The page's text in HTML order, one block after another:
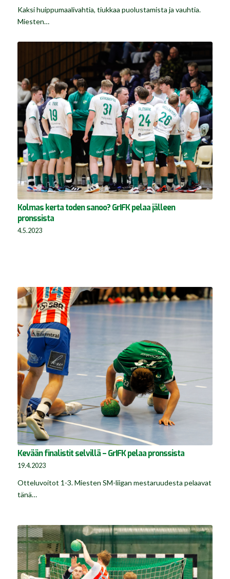
Kaksi huippumaalivahtia, tiukkaa puolustamista ja vauhtia.
Miesten…
Kolmas kerta toden sanoo? GrIFK pelaa jälleen
pronssista
4.5.2023
Kevään finalistit selvillä – GrIFK pelaa pronssista
19.4.2023
Otteluvoitot 1-3. Miesten SM-liigan mestaruudesta pelaavat
tänä…